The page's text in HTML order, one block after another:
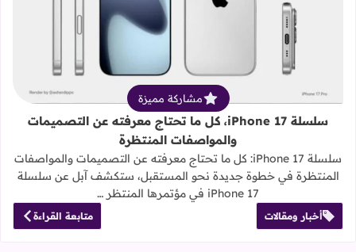
قراءة المزيد عن سلسلة iPhone 17، كل ما تحتاج معرفته عن التصميمات والمواصفات المنتظرة
مشاركة مميزة
سلسلة iPhone 17، كل ما تحتاج معرفته عن التصميمات
والمواصفات المنتظرة
سلسلة iPhone 17: كل ما تحتاج معرفته عن التصميمات والمواصفات
المنتظرة في خطوة جديدة نحو المستقبل، ستكشف آبل عن سلسلة
iPhone 17 في مؤتمرها المنتظر …
أخبار ومقالات متابعة القراءة